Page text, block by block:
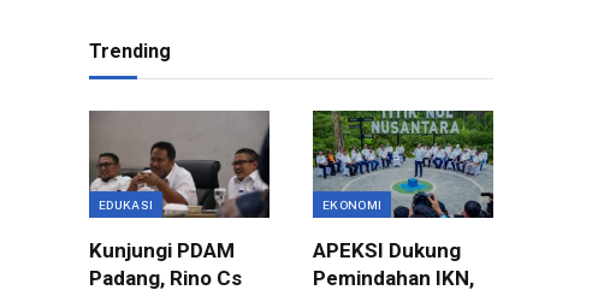
Trending
EDUKASI
Kunjungi PDAM
Padang, Rino Cs
EKONOMI
APEKSI Dukung
Pemindahan IKN,